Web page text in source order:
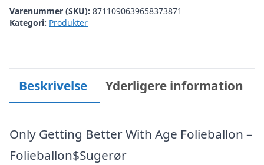
Varenummer (SKU): 8711090639658373871
Kategori: Produkter
Beskrivelse Yderligere information
Only Getting Better With Age Folieballon –
Folieballon$Sugerør